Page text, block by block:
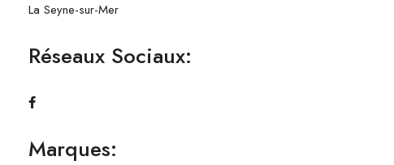
La Seyne-sur-Mer
Réseaux Sociaux:
Marques: